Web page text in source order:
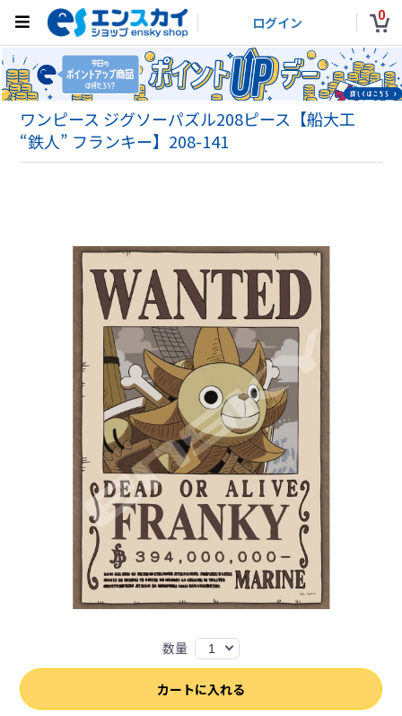
ログイン 0
ワンピース ジグソーパズル208ピース【船大工
“鉄人” フランキー】208-141
数量 1
カートに入れる